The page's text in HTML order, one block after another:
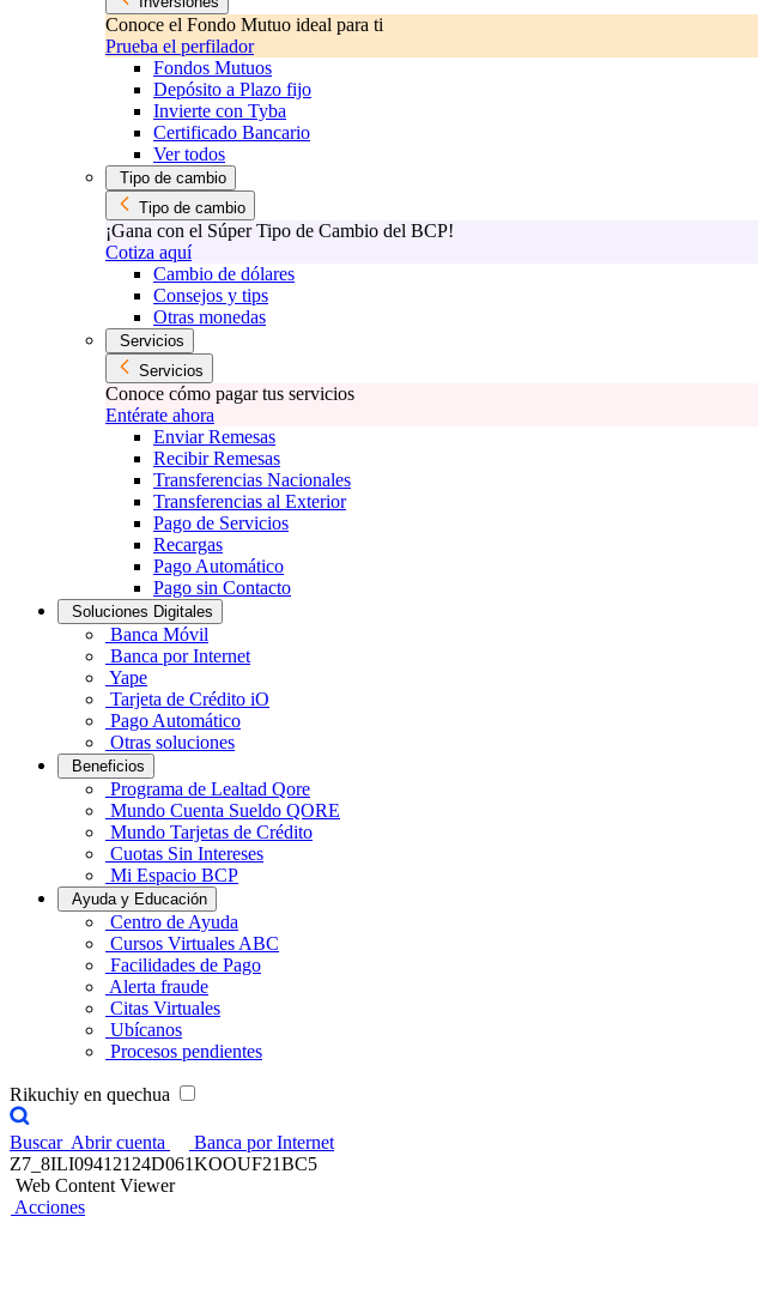
Conoce el Fondo Mutuo ideal para ti
Prueba el perfilador
Fondos Mutuos
Depósito a Plazo fijo
Invierte con Tyba
Certificado Bancario
Ver todos
Tipo de cambio
Tipo de cambio
¡Gana con el Súper Tipo de Cambio del BCP!
Cotiza aquí
Cambio de dólares
Consejos y tips
Otras monedas
Servicios
Servicios
Conoce cómo pagar tus servicios
Entérate ahora
Enviar Remesas
Recibir Remesas
Transferencias Nacionales
Transferencias al Exterior
Pago de Servicios
Recargas
Pago Automático
Pago sin Contacto
Soluciones Digitales
Banca Móvil
Banca por Internet
Yape
Tarjeta de Crédito iO
Pago Automático
Otras soluciones
Beneficios
Programa de Lealtad Qore
Mundo Cuenta Sueldo QORE
Mundo Tarjetas de Crédito
Cuotas Sin Intereses
Mi Espacio BCP
Ayuda y Educación
Centro de Ayuda
Cursos Virtuales ABC
Facilidades de Pago
Alerta fraude
Citas Virtuales
Ubícanos
Procesos pendientes
Rikuchiy en quechua
Buscar Abrir cuenta
Banca por Internet
Z7_8ILI09412124D061KOOUF21BC5
Web Content Viewer
Acciones